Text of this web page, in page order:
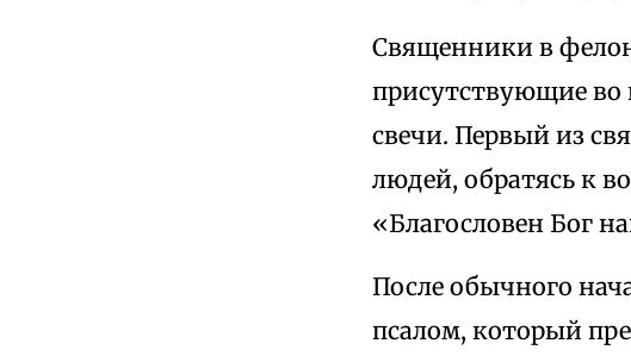
Священники в
присутствующие
свечи. Первый из
людей, обратясь к
«Благословен Бог
После обычного
псалом, который